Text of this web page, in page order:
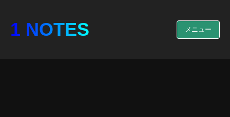
1 NOTES メニュー